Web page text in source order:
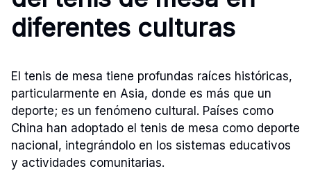
diferentes culturas
El tenis de mesa tiene profundas raíces históricas,
particularmente en Asia, donde es más que un
deporte; es un fenómeno cultural. Países como
China han adoptado el tenis de mesa como deporte
nacional, integrándolo en los sistemas educativos
y actividades comunitarias.